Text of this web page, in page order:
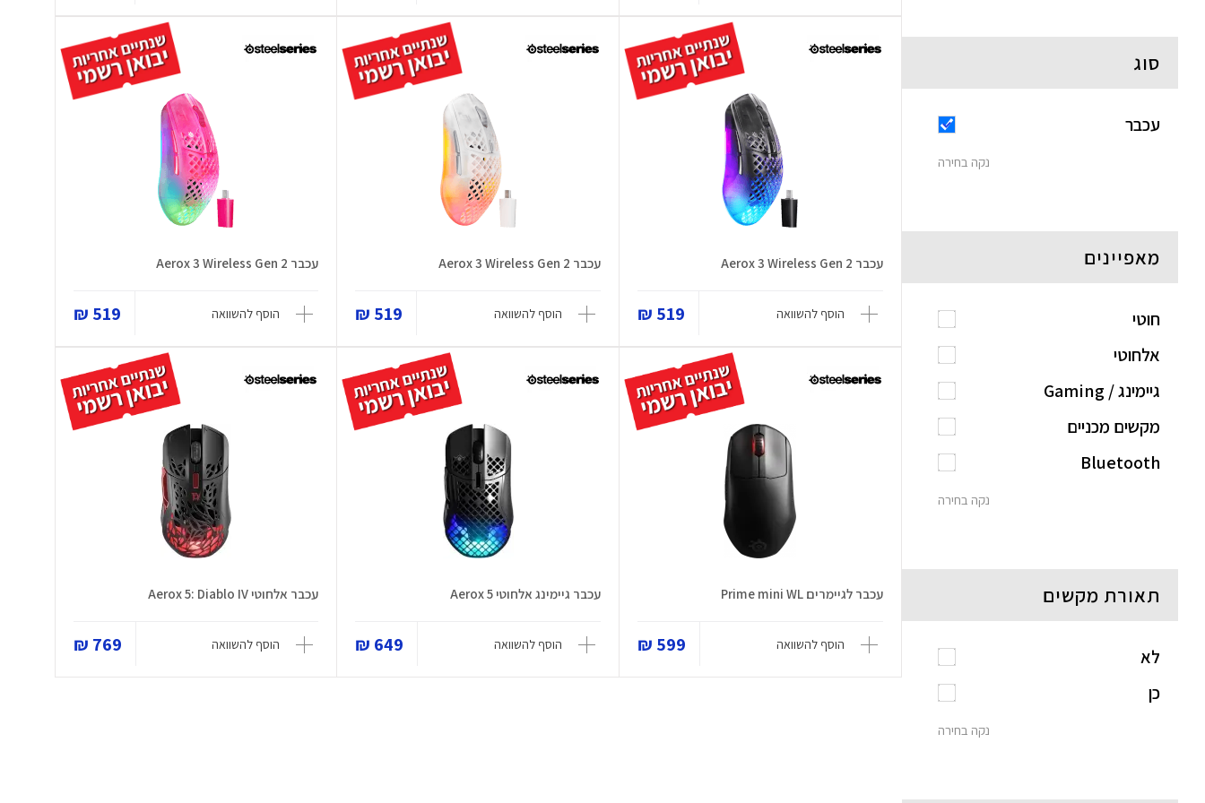
עכבר Aerox 3 Wireless Gen 2
הוסף להשוואה 519 ₪
עכבר Aerox 3 Wireless Gen 2
הוסף להשוואה 519 ₪
עכבר Aerox 3 Wireless Gen 2
הוסף להשוואה 519 ₪
עכבר לגיימרים Prime mini WL
הוסף להשוואה 599 ₪
עכבר גיימינג אלחוטי Aerox 5
הוסף להשוואה 649 ₪
עכבר אלחוטי Aerox 5: Diablo IV
הוסף להשוואה 769 ₪
סוג
עכבר
נקה בחירה
מאפיינים
חוטי
אלחוטי
גיימינג / Gaming
מקשים מכניים
Bluetooth
נקה בחירה
תאורת מקשים
לא
כן
נקה בחירה